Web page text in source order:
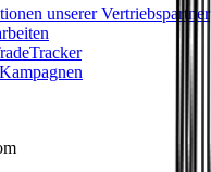
unserer Vertriebspartner